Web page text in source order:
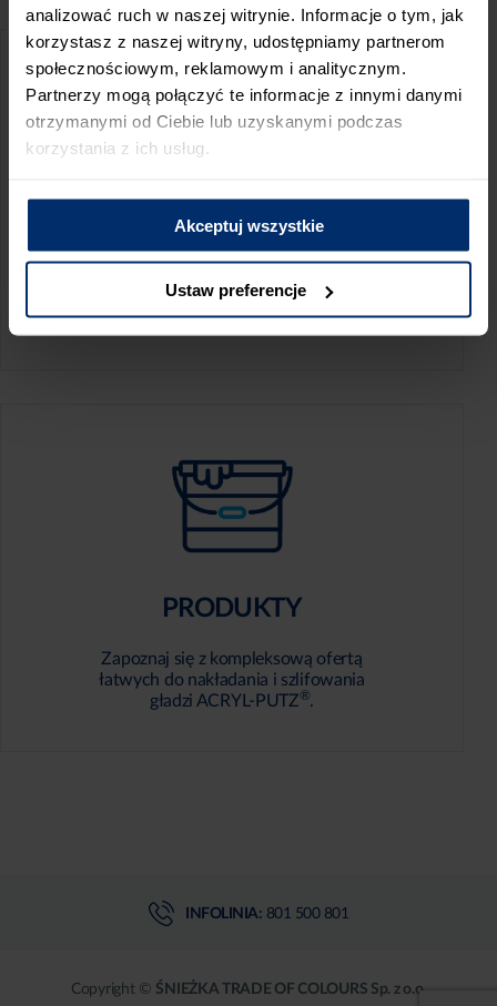
analizować ruch w naszej witrynie. Informacje o tym, jak
korzystasz z naszej witryny, udostępniamy partnerom
społecznościowym, reklamowym i analitycznym.
Partnerzy mogą połączyć te informacje z innymi danymi
otrzymanymi od Ciebie lub uzyskanymi podczas
korzystania z ich usług.
Akceptuj wszystkie
Ustaw preferencje
KALKULATOR ZUŻYCIA
Oblicz, jaką ilość produktów potrzebujesz,
aby perfekcyjnie wygładzić swoje ściany.
PRODUKTY
Zapoznaj się z kompleksową ofertą
łatwych do nakładania i szlifowania
gładzi ACRYL-PUTZ®.
INFOLINIA: 801 500 801
Copyright © ŚNIEŻKA TRADE OF COLOURS Sp. z o.o.